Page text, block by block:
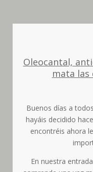
Oleocantal,
mata las
Buenos días a
hayáis decidido
encontréis ahora
En nuestra